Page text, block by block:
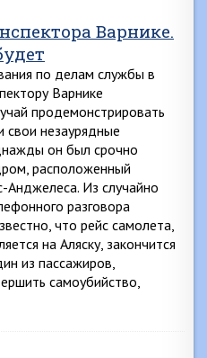
Варнике.
по делам службы в
Варнике
продемонстрировать
свои незаурядные
он был срочно
расположенный
Анджелеса. Из случайно
разговора
что рейс самолета,
на Аляску, закончится
из пассажиров,
самоубийство,